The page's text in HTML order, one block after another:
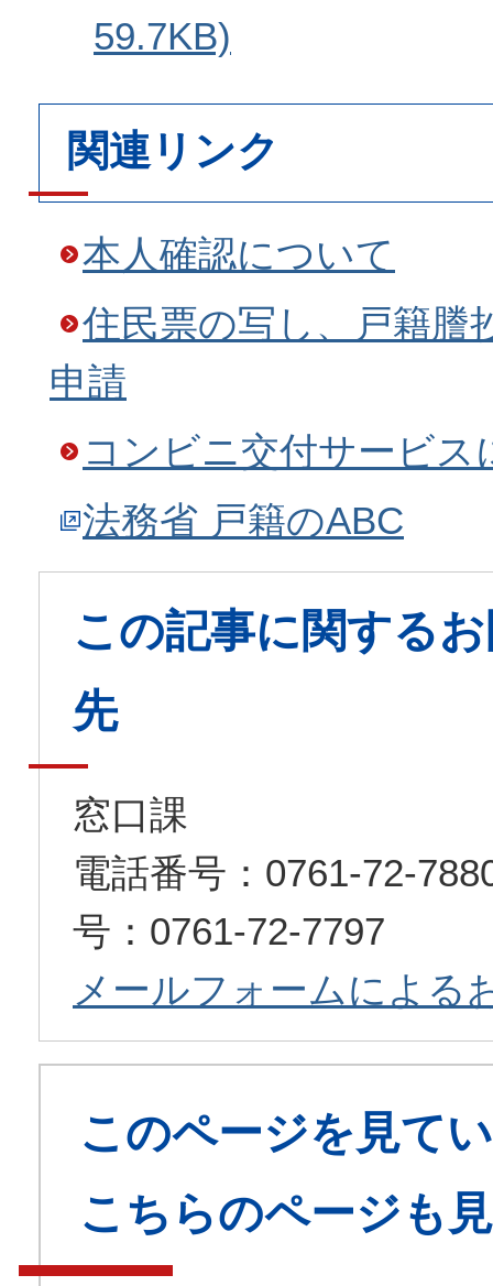
59.7KB)
関連リンク
本人確認について
住民票の写し、戸籍謄
申請
コンビニ交付サービス
法務省 戸籍のABC
この記事に関する
先
窓口課
電話番号：0761-72-
号：0761-72-7797
メールフォームによる
このページを見て
こちらのページも